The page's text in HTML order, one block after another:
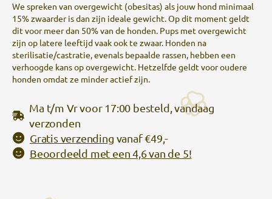
We spreken van overgewicht (obesitas) als jouw hond minimaal
15% zwaarder is dan zijn ideale gewicht. Op dit moment geldt
dit voor meer dan 50% van de honden. Pups met overgewicht
zijn op latere leeftijd vaak ook te zwaar. Honden na
sterilisatie/castratie, evenals bepaalde rassen, hebben een
verhoogde kans op overgewicht. Hetzelfde geldt voor oudere
honden omdat ze minder actief zijn.
Ma t/m Vr voor 17:00 besteld, vandaag
verzonden
Gratis verzending vanaf €49,-
Beoordeeld met een 4,6 van de 5!